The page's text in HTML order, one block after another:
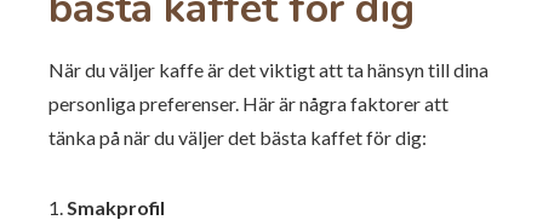
När du väljer kaffe är det viktigt att ta hänsyn till dina
personliga preferenser. Här är några faktorer att
tänka på när du väljer det bästa kaffet för dig:
1.Smakprofil